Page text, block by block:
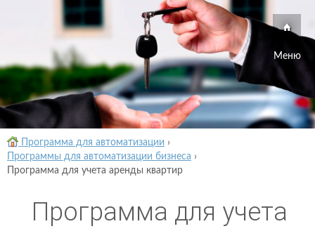
Меню
Программа для автоматизации ›
Программы для автоматизации бизнеса ›
Программа для учета аренды квартир
Программа для учета